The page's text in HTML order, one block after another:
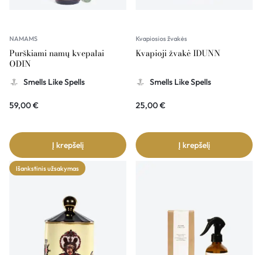
NAMAMS
Purškiami namų kvepalai
ODIN
Smells Like Spells
59,00€
Į krepšelį
Kvapiosios žvakės
Kvapioji žvakė IDUNN
Smells Like Spells
25,00€
Į krepšelį
Išankstinis užsakymas